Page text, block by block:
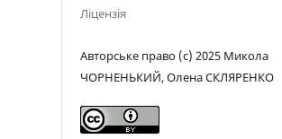
Ліцензія
Авторське право (c) 2025 Микола
ЧОРНЕНЬКИЙ, Олена СКЛЯРЕНКО